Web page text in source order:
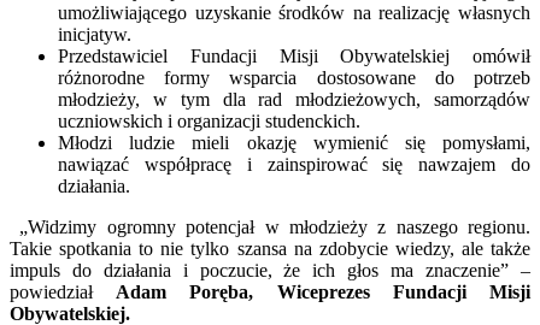
umożliwiającego uzyskanie środków na realizację własnych
inicjatyw.
Przedstawiciel Fundacji Misji Obywatelskiej omówił
różnorodne formy wsparcia dostosowane do potrzeb
młodzieży, w tym dla rad młodzieżowych, samorządów
uczniowskich i organizacji studenckich.
Młodzi ludzie mieli okazję wymienić się pomysłami,
nawiązać współpracę i zainspirować się nawzajem do
działania.
„Widzimy ogromny potencjał w młodzieży z naszego regionu.
Takie spotkania to nie tylko szansa na zdobycie wiedzy, ale także
impuls do działania i poczucie, że ich głos ma znaczenie” –
powiedział Adam Poręba, Wiceprezes Fundacji Misji
Obywatelskiej.